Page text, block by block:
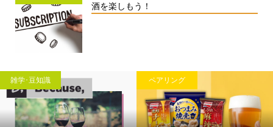
酒を楽しもう！
雑学･豆知識 ペアリング